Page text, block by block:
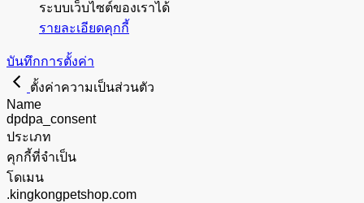
ระบบเว็บไซต์ของเราได้
รายละเอียดคุกกี้
บันทึกการตั้งค่า
ตั้งค่าความเป็นส่วนตัว
Name
dpdpa_consent
ประเภท
คุกกี้ที่จำเป็น
โดเมน
.kingkongpetshop.com